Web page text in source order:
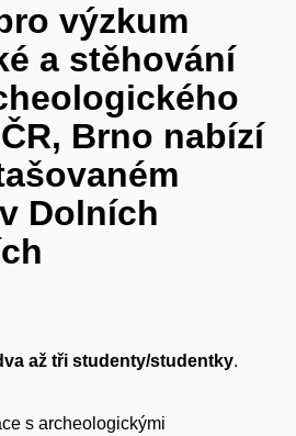
výzkum
a stěhování
Brno nabízí
Dolních
až tři studenty/studentky.
s archeologickými